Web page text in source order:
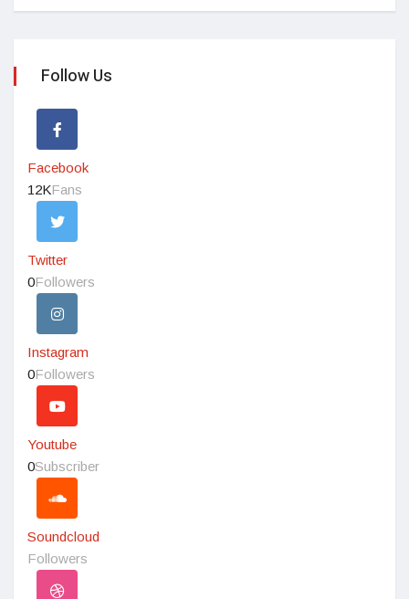
Follow Us
Facebook
12KFans
Twitter
0Followers
Instagram
0Followers
Youtube
0Subscriber
Soundcloud
Followers